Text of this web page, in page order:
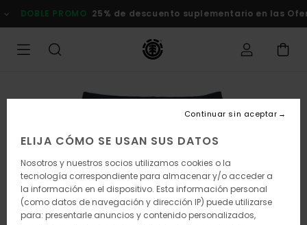
a
la
PROMO 25% de descuento suplementario en las Ofertas
ELIJA CÓMO SE USAN SUS DATOS
Nosotros y nuestros socios utilizamos cookies o la
tecnología correspondiente para almacenar y/o acceder a
la información en el dispositivo. Esta información personal
(como datos de navegación y dirección IP) puede utilizarse
para: presentarle anuncios y contenido personalizados,
Continuar sin aceptar